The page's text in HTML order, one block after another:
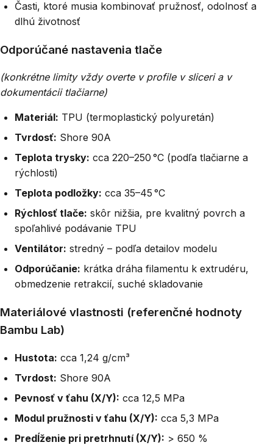
Časti, ktoré musia kombinovať pružnosť, odolnosť a
dlhú životnosť
Odporúčané nastavenia tlače
(konkrétne limity vždy overte v profile v sliceri a v
dokumentácii tlačiarne)
Materiál: TPU (termoplastický polyuretán)
Tvrdosť: Shore 90A
Teplota trysky: cca 220–250 °C (podľa tlačiarne a
rýchlosti)
Teplota podložky: cca 35–45 °C
Rýchlosť tlače: skôr nižšia, pre kvalitný povrch a
spoľahlivé podávanie TPU
Ventilátor: stredný – podľa detailov modelu
Odporúčanie: krátka dráha filamentu k extrudéru,
obmedzenie retrakcií, suché skladovanie
Materiálové vlastnosti (referenčné hodnoty
Bambu Lab)
Hustota: cca 1,24 g/cm³
Tvrdost: Shore 90A
Pevnosť v ťahu (X/Y): cca 12,5 MPa
Modul pružnosti v ťahu (X/Y): cca 5,3 MPa
Predĺženie pri pretrhnutí (X/Y): > 650 %